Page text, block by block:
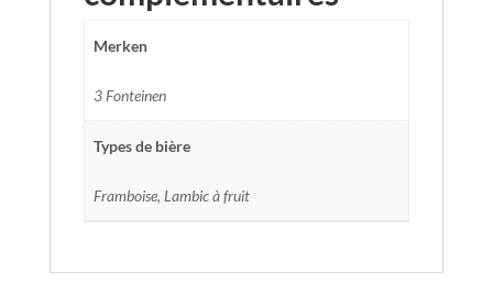
Merken
3 Fonteinen
Types de bière
Framboise, Lambic à fruit